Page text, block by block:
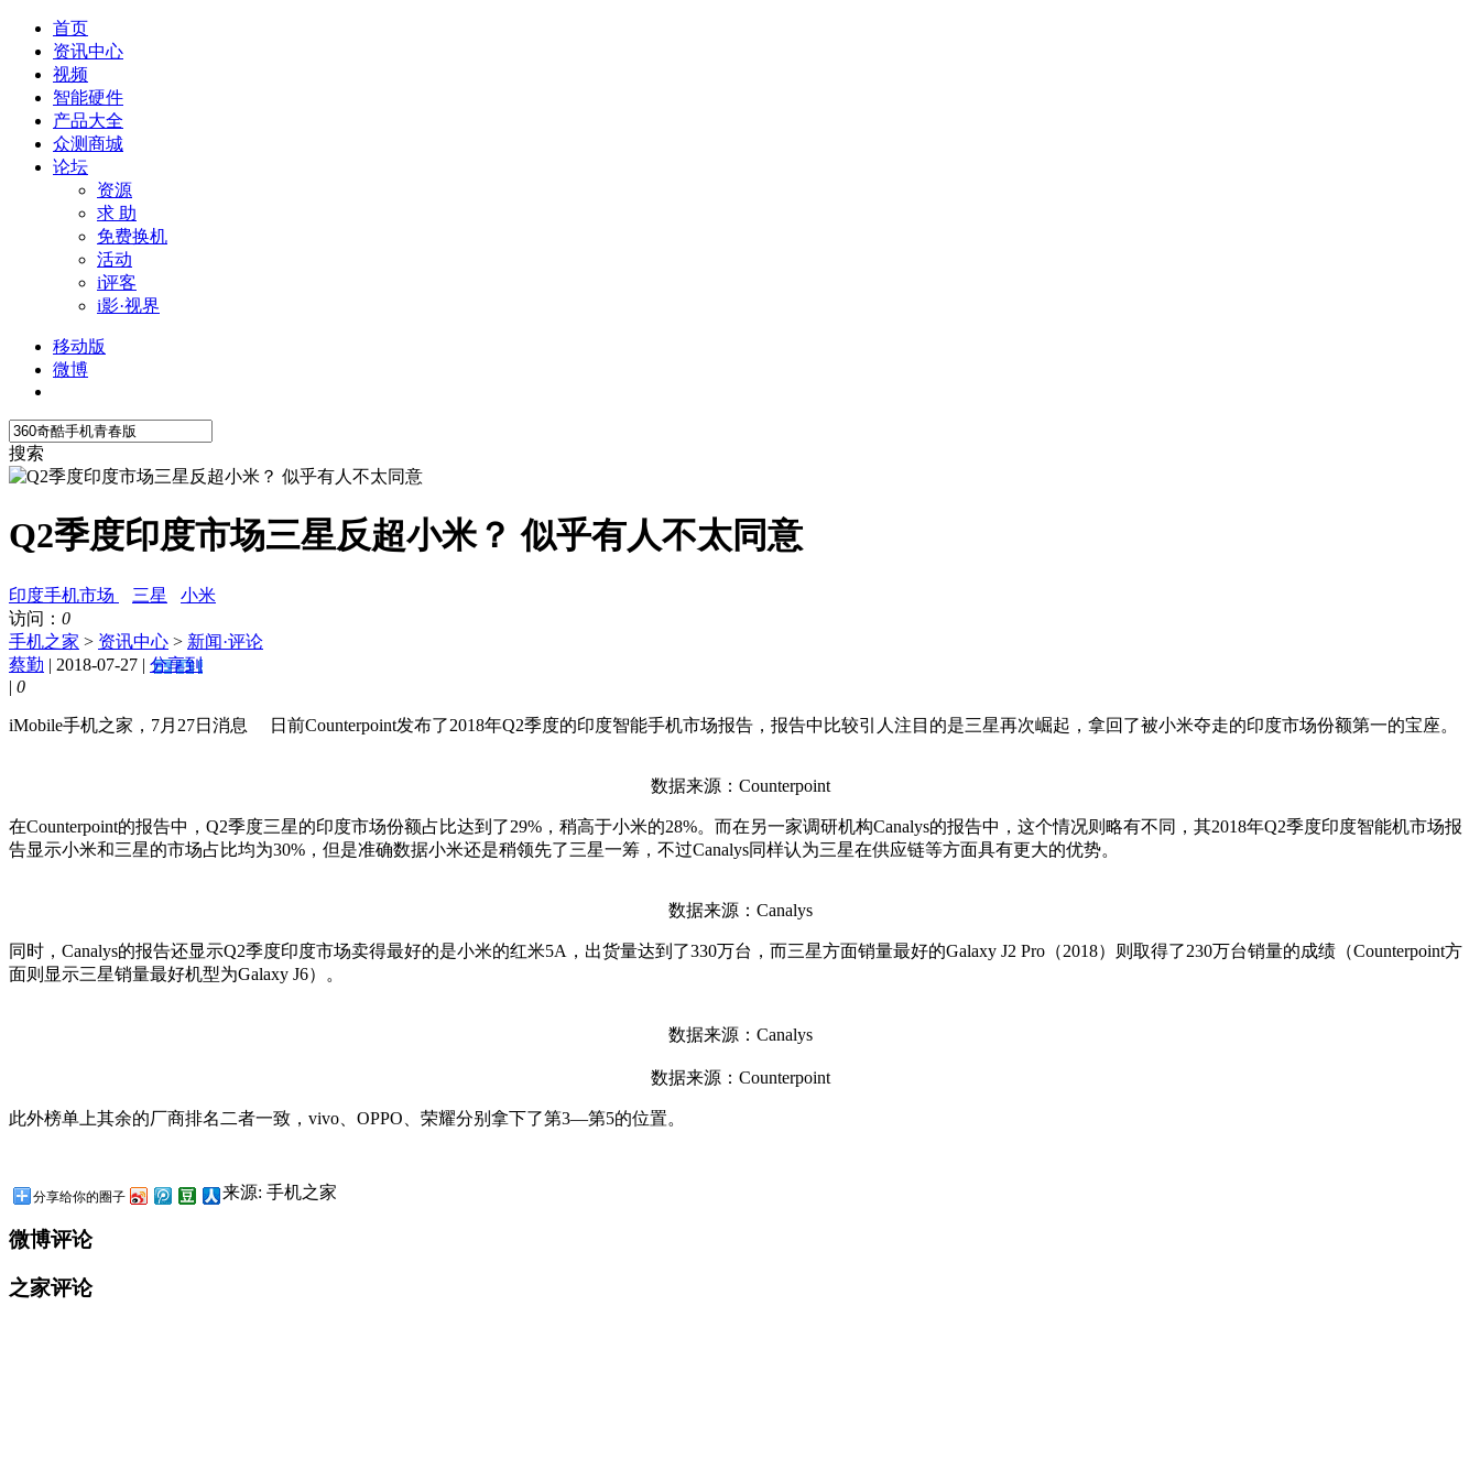
首页
资讯中心
视频
智能硬件
产品大全
众测商城
论坛
资源
求 助
免费换机
活动
i评客
i影·视界
移动版
微博
搜索
Q2季度印度市场三星反超小米？ 似乎有人不太同意
印度手机市场 三星
小米
访问： 0
手机之家 > 资讯中心 > 新闻·评论
蔡勤 | 2018-07-27 | 分享到
| 0
iMobile手机之家，7月27日消息 日前Counterpoint发布了2018年Q2季度的印度智能手机市场报告，报告中比较引人注目的是三星再次崛起，拿回了被小米夺走的印度市场份额第一的宝座。
数据来源：Counterpoint
在Counterpoint的报告中，Q2季度三星的印度市场份额占比达到了29%，稍高于小米的28%。而在另一家调研机构Canalys的报告中，这个情况则略有不同，其2018年Q2季度印度智能机市场报
告显示小米和三星的市场占比均为30%，但是准确数据小米还是稍领先了三星一筹，不过Canalys同样认为三星在供应链等方面具有更大的优势。
数据来源：Canalys
同时，Canalys的报告还显示Q2季度印度市场卖得最好的是小米的红米5A，出货量达到了330万台，而三星方面销量最好的Galaxy J2 Pro（2018）则取得了230万台销量的成绩（Counterpoint方
面则显示三星销量最好机型为Galaxy J6）。
数据来源：Canalys
数据来源：Counterpoint
此外榜单上其余的厂商排名二者一致，vivo、OPPO、荣耀分别拿下了第3—第5的位置。
分享给你的圈子 来源: 手机之家
微博评论
之家评论